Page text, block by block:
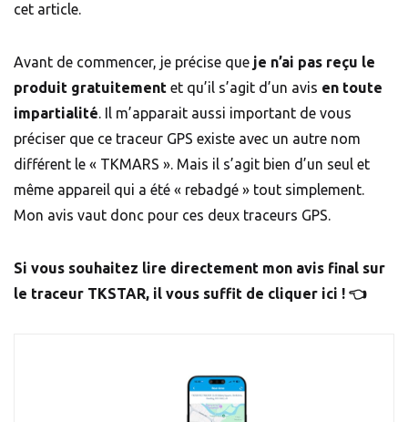
cet article.
Avant de commencer, je précise que je n’ai pas reçu le
produit gratuitement et qu’il s’agit d’un avis en toute
impartialité. Il m’apparait aussi important de vous
préciser que ce traceur GPS existe avec un autre nom
différent le « TKMARS ». Mais il s’agit bien d’un seul et
même appareil qui a été « rebadgé » tout simplement.
Mon avis vaut donc pour ces deux traceurs GPS.
Si vous souhaitez lire directement mon avis final sur
le traceur TKSTAR, il vous suffit de cliquer ici ! 👈